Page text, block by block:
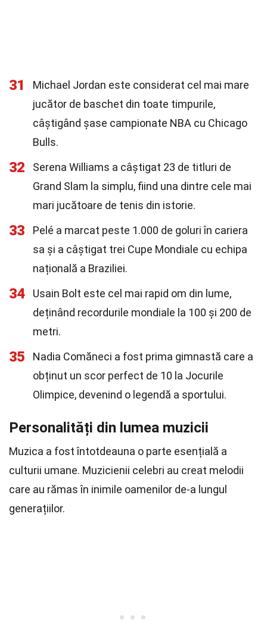
31
Michael Jordan este considerat cel mai mare
jucător de baschet din toate timpurile,
câștigând șase campionate NBA cu Chicago
Bulls.
32
Serena Williams a câștigat 23 de titluri de
Grand Slam la simplu, fiind una dintre cele mai
mari jucătoare de tenis din istorie.
33
Pelé a marcat peste 1.000 de goluri în cariera
sa și a câștigat trei Cupe Mondiale cu echipa
națională a Braziliei.
34
Usain Bolt este cel mai rapid om din lume,
deținând recordurile mondiale la 100 și 200 de
metri.
35
Nadia Comăneci a fost prima gimnastă care a
obținut un scor perfect de 10 la Jocurile
Olimpice, devenind o legendă a sportului.
Personalități din lumea muzicii
Muzica a fost întotdeauna o parte esențială a
culturii umane. Muzicienii celebri au creat melodii
care au rămas în inimile oamenilor de-a lungul
generațiilor.